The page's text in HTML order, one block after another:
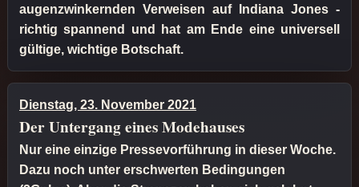
augenzwinkernden Verweisen auf Indiana Jones -
richtig spannend und hat am Ende eine universell
gültige, wichtige Botschaft.
Dienstag, 23. November 2021
Der Untergang eines Modehauses
Nur eine einzige Pressevorführung in dieser Woche.
Dazu noch unter erschwerten Bedingungen